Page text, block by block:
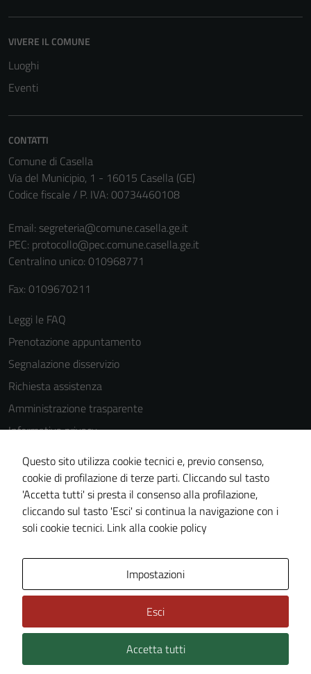
VIVERE IL COMUNE
Luoghi
Eventi
CONTATTI
Comune di Casella
Via del Municipio, 1 - 16015 Casella (GE)
Codice fiscale / P. IVA: 00734460108
Email: segreteria@comune.casella.ge.it
PEC: protocollo@pec.comune.casella.ge.it
Centralino unico: 010968771
Fax: 0109670211
Leggi le FAQ
Prenotazione appuntamento
Segnalazione disservizio
Richiesta assistenza
Amministrazione trasparente
Informativa privacy
Cookie Policy
Note legali
Dichiarazione di accessibilità
Piano di miglioramento del sito
Technical Design s.r.l.
Questo sito utilizza cookie tecnici e, previo consenso,
cookie di profilazione di terze parti. Cliccando sul tasto
'Accetta tutti' si presta il consenso alla profilazione,
cliccando sul tasto 'Esci' si continua la navigazione con i
soli cookie tecnici. Link alla cookie policy
Impostazioni
Esci
Accetta tutti
possono
personali.
Questi cookie
sono
una serie di
servizi esterni
disabilitazione
cookies può
peggiore la
navigazione e
la fruizione
delle
del sito.
In order for
our website
to perform